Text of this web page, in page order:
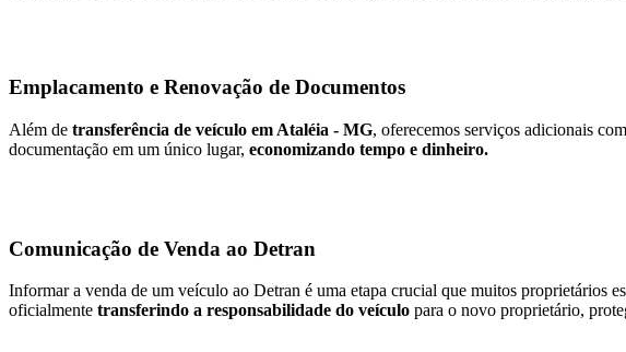
Emplacamento e Renovação de Documentos
Além de transferência de veículo em Ataléia - MG, oferecemos serviços adicionais
documentação em um único lugar, economizando tempo e dinheiro.
Comunicação de Venda ao Detran
Informar a venda de um veículo ao Detran é uma etapa crucial que muitos proprietários
oficialmente transferindo a responsabilidade do veículo para o novo proprietário,